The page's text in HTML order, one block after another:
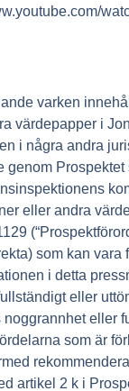
varken
värdepapper i
i några andra
genom
eller andra
(“
som kan
i detta
eller
eller
som är
artikel 2 k i